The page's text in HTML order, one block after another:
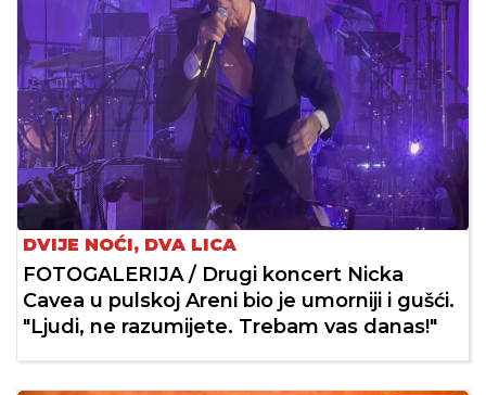
DVIJE NOĆI, DVA LICA
FOTOGALERIJA / Drugi koncert Nicka
Cavea u pulskoj Areni bio je umorniji i gušći.
"Ljudi, ne razumijete. Trebam vas danas!"